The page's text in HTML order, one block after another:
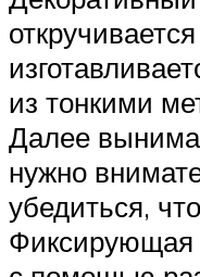
из тонкими
Далее
нужно
убедиться,
Фиксирующая